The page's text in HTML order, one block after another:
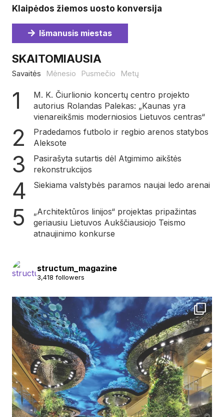
Klaipėdos žiemos uosto konversija
Išmanusis miestas
SKAITOMIAUSIA
Savaitės Mėnesio Pusmečio Metų
M. K. Čiurlionio koncertų centro projekto
autorius Rolandas Palekas: „Kaunas yra
vienareikšmis moderniosios Lietuvos centras“
Pradedamos futbolo ir regbio arenos statybos
Aleksote
Pasirašyta sutartis dėl Atgimimo aikštės
rekonstrukcijos
Siekiama valstybės paramos naujai ledo arenai
„Architektūros linijos“ projektas pripažintas
geriausiu Lietuvos Aukščiausiojo Teismo
atnaujinimo konkurse
structum_magazine
3,418 followers